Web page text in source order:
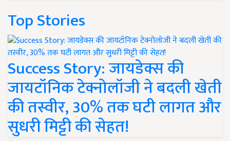
Top Stories
Success Story: जायडेक्स की
जायटॉनिक टेक्नोलॉजी ने बदली खेती
की तस्वीर, 30% तक घटी लागत और
सुधरी मिट्टी की सेहत!